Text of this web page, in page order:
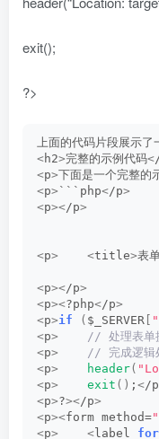
exit();
?>
上面的代码片段展示了
<h2>完整的示例代码<
<p>下面是一个完整的
<p> ```php</p>
<p></p>
<p> <title>表
<p></p>
<p><?php</p>
<p>if ( $_SERVER
<p>
// 处理表单
<p>
// 完成逻辑
<p> header(
<p> exit () ; </p
<p>?></p>
<p><form method=
<p> < label for